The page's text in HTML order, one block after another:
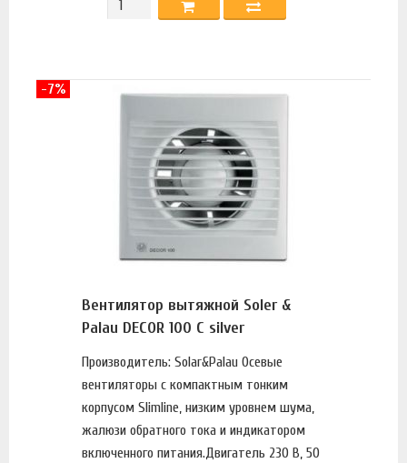
Вентилятор вытяжной Soler &
Palau DECOR 100 C silver
Производитель: Solar&Palau Осевые
вентиляторы с компактным тонким
корпусом Slimline, низким уровнем шума,
жалюзи обратного тока и индикатором
включенного питания.Двигатель 230 В, 50
-7%